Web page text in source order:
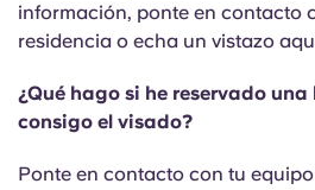
información, ponte en contacto
residencia o echa un vistazo
¿Qué hago si he reservado
consigo el visado?
Ponte en contacto con tu